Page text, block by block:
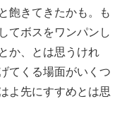
飽きてきたかも。も
てボスをワンパンし
か、とは思うけれ
てくる場面がいくつ
よ先にすすめとは思